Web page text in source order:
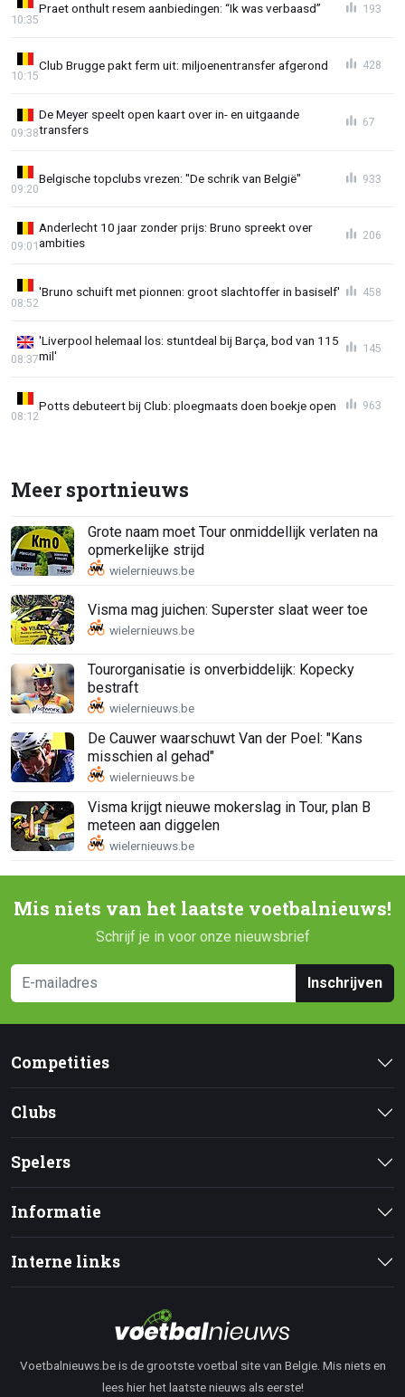
Praet onthult resem aanbiedingen: “Ik was verbaasd”
10:35
193
Club Brugge pakt ferm uit: miljoenentransfer afgerond
10:15
428
De Meyer speelt open kaart over in- en uitgaande
transfers
09:38
67
Belgische topclubs vrezen: "De schrik van België"
09:20
933
Anderlecht 10 jaar zonder prijs: Bruno spreekt over
ambities
09:01
206
'Bruno schuift met pionnen: groot slachtoffer in basiself'
08:52
458
'Liverpool helemaal los: stuntdeal bij Barça, bod van 115
mil'
08:37
145
Potts debuteert bij Club: ploegmaats doen boekje open
08:12
963
Meer sportnieuws
Grote naam moet Tour onmiddellijk verlaten na
opmerkelijke strijd
Visma mag juichen: Superster slaat weer toe
Tourorganisatie is onverbiddelijk: Kopecky
bestraft
De Cauwer waarschuwt Van der Poel: "Kans
misschien al gehad"
Visma krijgt nieuwe mokerslag in Tour, plan B
meteen aan diggelen
Mis niets van het laatste voetbalnieuws!
Schrijf je in voor onze nieuwsbrief
Inschrijven
Competities
Clubs
Spelers
Informatie
Interne links
Voetbalnieuws.be is de grootste voetbal site van Belgie. Mis niets en
lees hier het laatste nieuws als eerste!